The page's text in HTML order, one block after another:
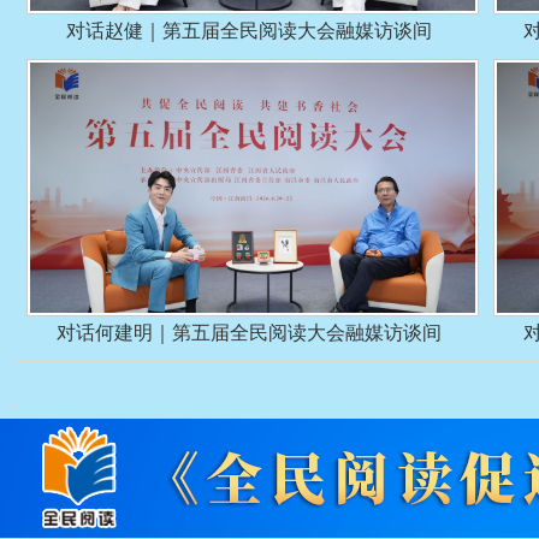
对话赵健｜第五届全民阅读大会融媒访谈间
对话何建明｜第五届全民阅读大会融媒访谈间